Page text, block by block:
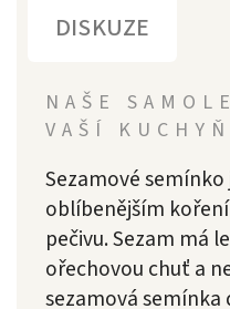
DISKUZE
NAŠE
VAŠÍ KUCHYŇ
Sezamové
oblíbenějším
pečivu.Sezam má
ořechovou chuť a
sezamová